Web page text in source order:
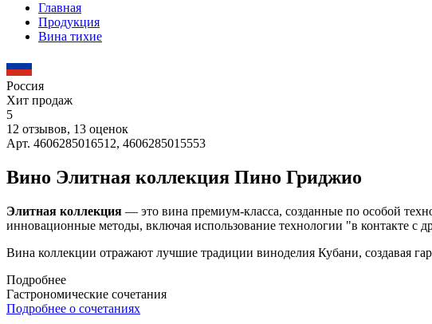
Главная
Продукция
Вина тихие
Россия
Хит продаж
5
12 отзывов, 13 оценок
Арт. 4606285016512, 4606285015553
Вино Элитная коллекция Пино Гриджио
Элитная коллекция — это вина премиум-класса, созданные по особой
инновационные методы, включая использование технологии "в контакте с
Вина коллекции отражают лучшие традиции виноделия Кубани, создавая
Подробнее
Гастрономические сочетания
Подробнее о сочетаниях